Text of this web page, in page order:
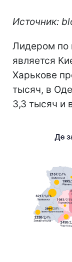
Источник:
Лидером по
является
Харькове
тысяч, в
3,3 тысяч и